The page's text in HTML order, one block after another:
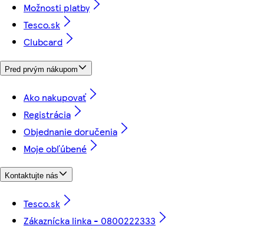
Možnosti platby
Tesco.sk
Clubcard
Pred prvým nákupom
Ako nakupovať
Registrácia
Objednanie doručenia
Moje obľúbené
Kontaktujte nás
Tesco.sk
Zákaznícka linka - 0800222333